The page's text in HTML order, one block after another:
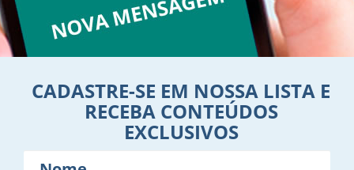
CADASTRE-SE EM NOSSA LISTA E
RECEBA CONTEÚDOS
EXCLUSIVOS